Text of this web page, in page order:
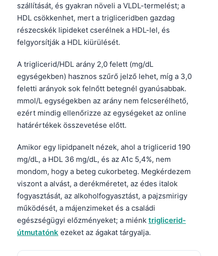
szállítását, és gyakran növeli a VLDL-termelést; a
HDL csökkenhet, mert a trigliceridben gazdag
részecskék lipideket cserélnek a HDL-lel, és
felgyorsítják a HDL kiürülését.
A triglicerid/HDL arány 2,0 felett (mg/dL
egységekben) hasznos szűrő jelző lehet, míg a 3,0
feletti arányok sok felnőtt betegnél gyanúsabbak.
mmol/L egységekben az arány nem felcserélhető,
ezért mindig ellenőrizze az egységeket az online
határértékek összevetése előtt.
Amikor egy lipidpanelt nézek, ahol a triglicerid 190
mg/dL, a HDL 36 mg/dL, és az A1c 5,4%, nem
mondom, hogy a beteg cukorbeteg. Megkérdezem
viszont a alvást, a derékméretet, az édes italok
fogyasztását, az alkoholfogyasztást, a pajzsmirigy
működését, a májenzimeket és a családi
egészségügyi előzményeket; a miénk triglicerid-
útmutatónk ezeket az ágakat tárgyalja.
Українська
O‘zbekcha
Català
Қазақ тілі
Suomi
Hrvatski
Slovenčina
پښتو
سنڌي
සිංහල
অসমীয়া
Latviešu valoda
Македонски јазик
Euskara